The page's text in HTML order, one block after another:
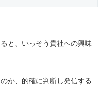
と、いっそう貴社への興味
か、的確に判断し発信する